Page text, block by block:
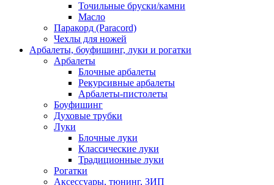
Точильные бруски/камни
Масло
Паракорд (Paracord)
Чехлы для ножей
Арбалеты, боуфишинг, луки и рогатки
Арбалеты
Блочные арбалеты
Рекурсивные арбалеты
Арбалеты-пистолеты
Боуфишинг
Духовые трубки
Луки
Блочные луки
Классические луки
Традиционные луки
Рогатки
Аксессуары, тюнинг, ЗИП